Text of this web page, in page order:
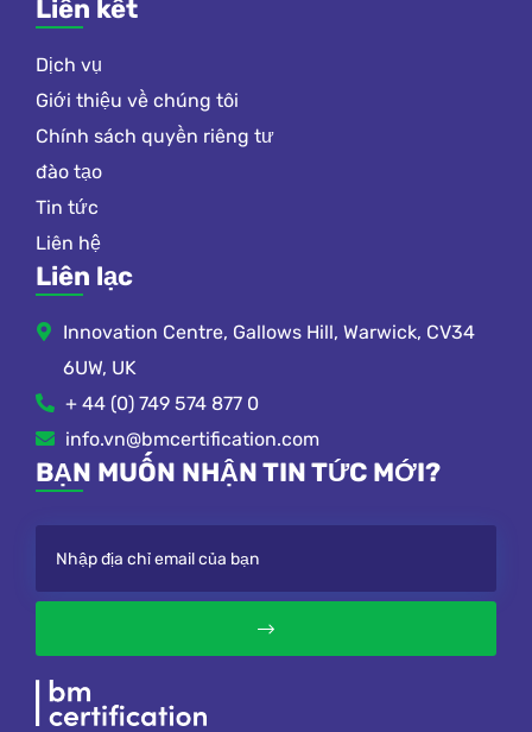
Liên kết
Dịch vụ
Giới thiệu về chúng tôi
Chính sách quyền riêng tư
đào tạo
Tin tức
Liên hệ
Liên lạc
Innovation Centre, Gallows Hill, Warwick, CV34
6UW, UK
+ 44 (0) 749 574 877 0
info.vn@bmcertification.com
BẠN MUỐN NHẬN TIN TỨC MỚI?